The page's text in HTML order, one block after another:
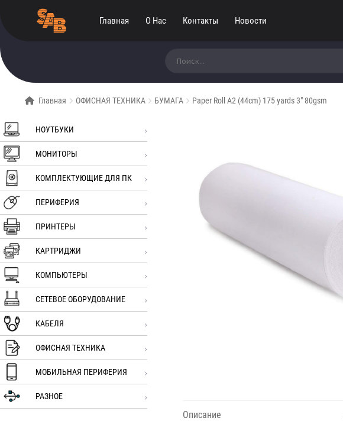
Главная О Нас Контакты Новости
Главная ОФИСНАЯ ТЕХНИКА БУМАГА Paper Roll A2 (44cm) 175 yards 3″ 80gsm
НОУТБУКИ
МОНИТОРЫ
КОМПЛЕКТУЮЩИЕ ДЛЯ ПК
ПЕРИФЕРИЯ
ПРИНТЕРЫ
КАРТРИДЖИ
КОМПЬЮТЕРЫ
СЕТЕВОЕ ОБОРУДОВАНИЕ
КАБЕЛЯ
ОФИСНАЯ ТЕХНИКА
МОБИЛЬНАЯ ПЕРИФЕРИЯ
РАЗНОЕ
Описание